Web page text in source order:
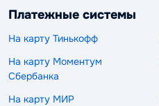
Платежные системы
На карту Тинькофф
На карту Моментум
Сбербанка
На карту МИР